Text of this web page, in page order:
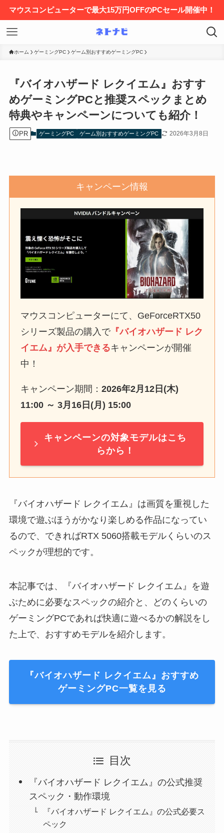
マウスコンピューターで最大15万円OFFのPCセール開催中！
ホーム ゲーミングPC ゲーム別おすすめゲーミングPC
『バイオハザード レクイエム』おすす
めゲーミングPCと推奨スペックまとめ
特典やキャンペーンについても紹介！
PR ゲーミングPC ゲーム別おすすめゲーミングPC 2026年3月8日
キャンペーン情報
マウスコンピューターにて、GeForceRTX50
シリーズ製品の購入で『バイオハザード レク
イエム』が入手できるキャンペーンが開催
中！
キャンペーン期間：2026年2月12日(木)
11:00 ～ 3月16日(月) 15:00
キャンペーンの対象モデルはこち
らから！
『バイオハザード レクイエム』は画質を重視した
環境で遊ぶほうがかなり楽しめる作品になってい
るので、できればRTX 5060搭載モデルくらいのス
ペックが理想的です。
本記事では、『バイオハザード レクイエム』を遊
ぶために必要なスペックの紹介と、どのくらいの
ゲーミングPCであれば快適に遊べるかの解説をし
た上で、おすすめモデルを紹介します。
『バイオハザード レクイエム』おすすめ
ゲーミングPC一覧を見る
目次
『バイオハザード レクイエム』の公式推奨
スペック・動作環境
『バイオハザード レクイエム』の公式必要ス
ペック